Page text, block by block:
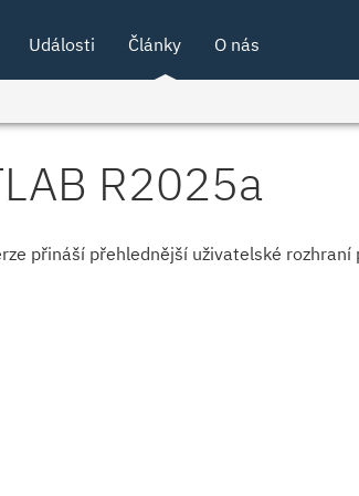
Události Články O nás
R2025a
přináší přehlednější uživatelské